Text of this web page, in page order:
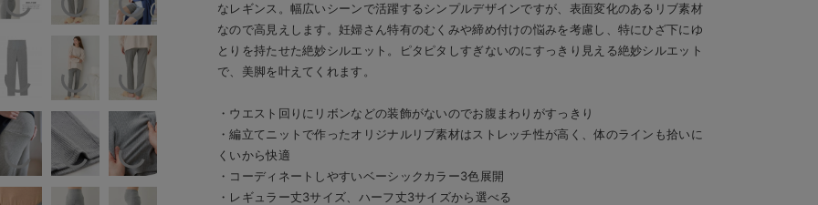
なレギンス。幅広いシーンで活躍するシンプルデザインですが、表面変化のあるリブ素材
なので高見えします。妊婦さん特有のむくみや締め付けの悩みを考慮し、特にひざ下にゆ
とりを持たせた絶妙シルエット。ピタピタしすぎないのにすっきり見える絶妙シルエット
で、美脚を叶えてくれます。
・ウエスト回りにリボンなどの装飾がないのでお腹まわりがすっきり
・編立てニットで作ったオリジナルリブ素材はストレッチ性が高く、体のラインも拾いに
くいから快適
・コーディネートしやすいベーシックカラー3色展開
・レギュラー丈3サイズ、ハーフ丈3サイズから選べる